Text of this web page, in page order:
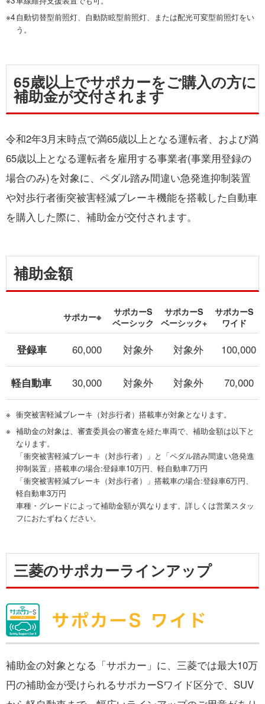
※4自動切替型前照灯、自動防眩型前照灯、または配光可変型前照灯をい
う。
65歳以上でサポカーをご購入の方に
補助金が交付されます
令和2年3月末時点で満65歳以上となる運転者、および満
65歳以上となる運転者を雇用する事業者(事業用登録の
場合のみ)を対象に、ペダル踏み間違い急発進抑制装置
や対歩行者衝突被害軽減ブレーキ機能を搭載した自動車
を購入した際に、補助金が交付されます。
補助金額
サポカー※
サポカーS
ベーシック
サポカーS
ベーシック+
サポカーS
ワイド
登録車 60,000 対象外 対象外 100,000
軽自動車 30,000 対象外 対象外 70,000
※ 衝突被害軽減ブレーキ（対歩行者）搭載車が対象となります。
※ 補助金の対象は、審査委員会の審査を経た車両で、補助金額は以下と
なります。
「衝突被害軽減ブレーキ（対歩行者）」と「ペダル踏み間違い急発進
抑制装置」搭載車の場合 :登録車10万円、軽自動車7万円
「衝突被害軽減ブレーキ（対歩行者）」搭載車の場合 :登録車6万円、
軽自動車3万円
車種・グレードによって補助金額が異なります。詳しくは営業スタッ
フにおたずねください。
三菱のサポカーラインアップ
補助金の対象となる「サポカー」に、三菱では最大10万
円の補助金が受けられるサポカーSワイド区分で、SUV